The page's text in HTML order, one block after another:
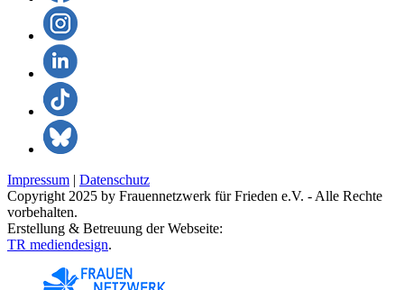
Impressum | Datenschutz
Copyright 2025 by Frauennetzwerk für Frieden e.V. - Alle Rechte
vorbehalten.
Erstellung & Betreuung der Webseite:
TR mediendesign.